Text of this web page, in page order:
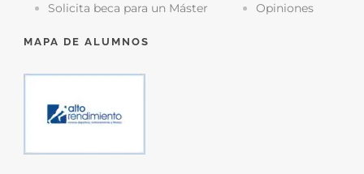
Solicita beca para un Máster
Opiniones
MAPA DE ALUMNOS